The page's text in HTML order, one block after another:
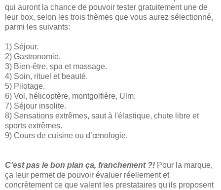
qui auront la chance de pouvoir tester gratuitement une de
leur box, selon les trois thèmes que vous aurez sélectionné,
parmi les suivants:
1) Séjour.
2) Gastronomie.
3) Bien-être, spa et massage.
4) Soin, rituel et beauté.
5) Pilotage.
6) Vol, hélicoptère, montgolfière, Ulm.
7) Séjour insolite.
8) Sensations extrêmes, saut à l'élastique, chute libre et
sports extrêmes.
9) Cours de cuisine ou d’œnologie.
C'est pas le bon plan ça, franchement ?! Pour la marque,
ça leur permet de pouvoir évaluer réellement et
concrètement ce que valent les prestataires qu'ils proposent